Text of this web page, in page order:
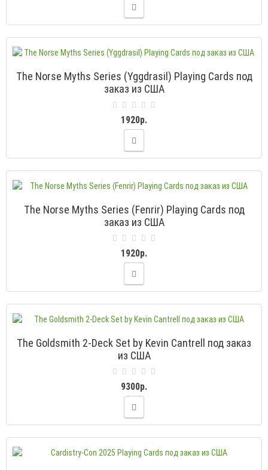
The Norse Myths Series (Yggdrasil) Playing Cards под
заказ из США
1920р.
The Norse Myths Series (Fenrir) Playing Cards под
заказ из США
1920р.
The Goldsmith 2-Deck Set by Kevin Cantrell под заказ
из США
9300р.